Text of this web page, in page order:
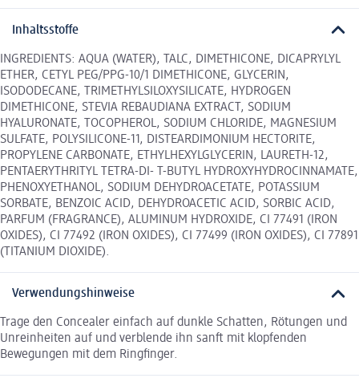
Inhaltsstoffe
INGREDIENTS: AQUA (WATER), TALC, DIMETHICONE, DICAPRYLYL
ETHER, CETYL PEG/PPG-10/1 DIMETHICONE, GLYCERIN,
ISODODECANE, TRIMETHYLSILOXYSILICATE, HYDROGEN
DIMETHICONE, STEVIA REBAUDIANA EXTRACT, SODIUM
HYALURONATE, TOCOPHEROL, SODIUM CHLORIDE, MAGNESIUM
SULFATE, POLYSILICONE-11, DISTEARDIMONIUM HECTORITE,
PROPYLENE CARBONATE, ETHYLHEXYLGLYCERIN, LAURETH-12,
PENTAERYTHRITYL TETRA-DI- T-BUTYL HYDROXYHYDROCINNAMATE,
PHENOXYETHANOL, SODIUM DEHYDROACETATE, POTASSIUM
SORBATE, BENZOIC ACID, DEHYDROACETIC ACID, SORBIC ACID,
PARFUM (FRAGRANCE), ALUMINUM HYDROXIDE, CI 77491 (IRON
OXIDES), CI 77492 (IRON OXIDES), CI 77499 (IRON OXIDES), CI 77891
(TITANIUM DIOXIDE).
Verwendungshinweise
Trage den Concealer einfach auf dunkle Schatten, Rötungen und
Unreinheiten auf und verblende ihn sanft mit klopfenden
Bewegungen mit dem Ringfinger.